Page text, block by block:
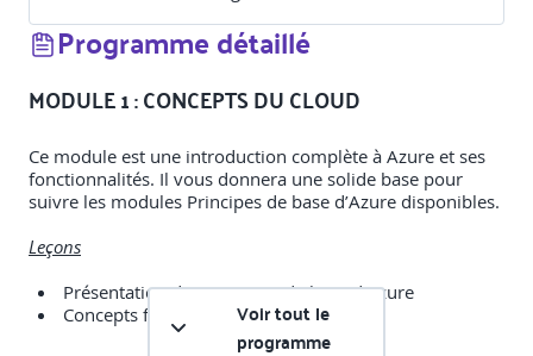
Programme détaillé
MODULE 1 : CONCEPTS DU CLOUD
Ce module est une introduction complète à Azure et ses
fonctionnalités. Il vous donnera une solide base pour
suivre les modules Principes de base d’Azure disponibles.
Leçons
Présentation des principes de base d’Azure
Concepts fondamentaux d’Azure
Voir tout le
programme